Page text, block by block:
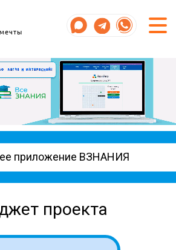
приложение ВЗНАНИЯ
проекта